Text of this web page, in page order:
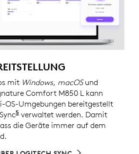
mit Windows, macOSund
Comfort M850 L kann
OS-Umgebungen bereitgestellt
5 Erfordert Logi Tune, das auf
verwaltet werden. Damit
die Geräte immer auf dem